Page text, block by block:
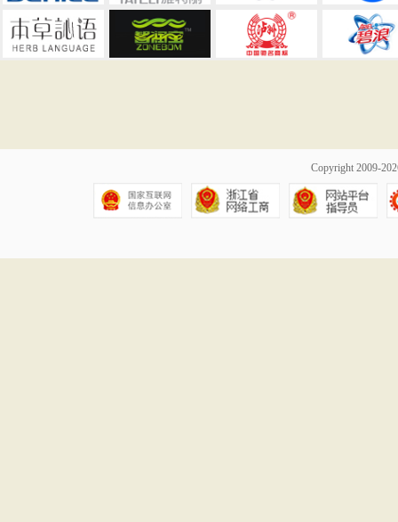
Copyright 2009-